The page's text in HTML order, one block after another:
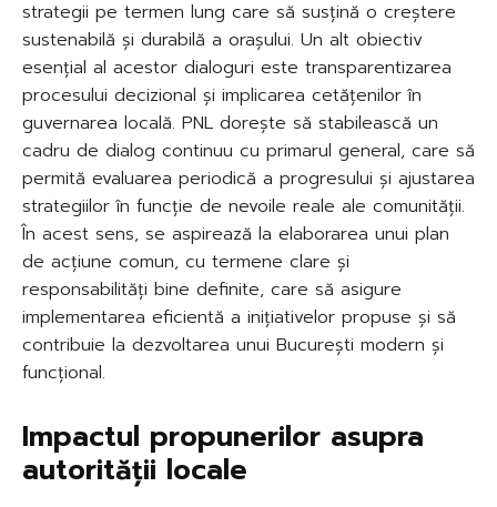
strategii pe termen lung care să susțină o creștere
sustenabilă și durabilă a orașului. Un alt obiectiv
esențial al acestor dialoguri este transparentizarea
procesului decizional și implicarea cetățenilor în
guvernarea locală. PNL dorește să stabilească un
cadru de dialog continuu cu primarul general, care să
permită evaluarea periodică a progresului și ajustarea
strategiilor în funcție de nevoile reale ale comunității.
În acest sens, se aspirează la elaborarea unui plan
de acțiune comun, cu termene clare și
responsabilități bine definite, care să asigure
implementarea eficientă a inițiativelor propuse și să
contribuie la dezvoltarea unui București modern și
funcțional.
Impactul propunerilor asupra
autorității locale